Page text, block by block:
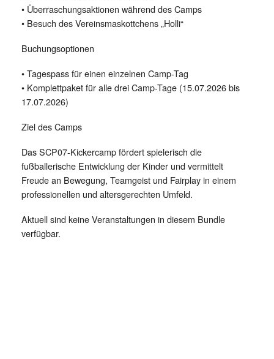
•⁠ ⁠Überraschungsaktionen während des Camps
•⁠ ⁠Besuch des Vereinsmaskottchens „Holli“
Buchungsoptionen
•⁠ ⁠Tagespass für einen einzelnen Camp-Tag
•⁠ ⁠Komplettpaket für alle drei Camp-Tage (15.07.2026 bis
17.07.2026)
Ziel des Camps
Das SCP07-Kickercamp fördert spielerisch die
fußballerische Entwicklung der Kinder und vermittelt
Freude an Bewegung, Teamgeist und Fairplay in einem
professionellen und altersgerechten Umfeld.
Aktuell sind keine Veranstaltungen in diesem Bundle
verfügbar.